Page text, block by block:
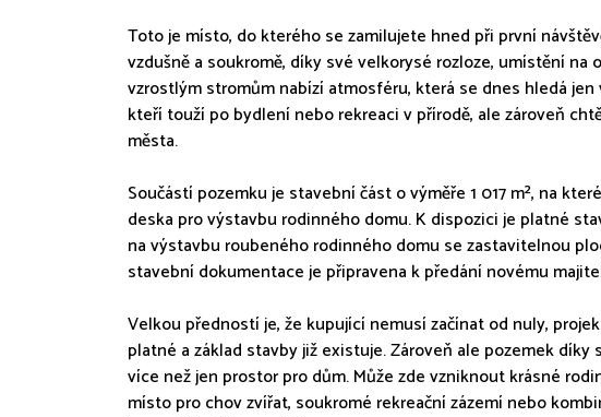
Toto je místo, do kterého se zamilujete hned při první
vzdušně a soukromě, díky své velkorysé rozloze, umístění na
vzrostlým stromům nabízí atmosféru, která se dnes hledá jen
kteří touží po bydlení nebo rekreaci v přírodě, ale zároveň
města.
Součástí pozemku je stavební část o výměře 1 017 m², na
deska pro výstavbu rodinného domu. K dispozici je platné
na výstavbu roubeného rodinného domu se zastavitelnou
stavební dokumentace je připravena k předání novému
Velkou předností je, že kupující nemusí začínat od nuly,
platné a základ stavby již existuje. Zároveň ale pozemek díky
více než jen prostor pro dům. Může zde vzniknout krásné
místo pro chov zvířat, soukromé rekreační zázemí nebo